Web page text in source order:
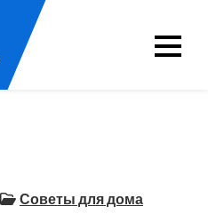
Советы для дома